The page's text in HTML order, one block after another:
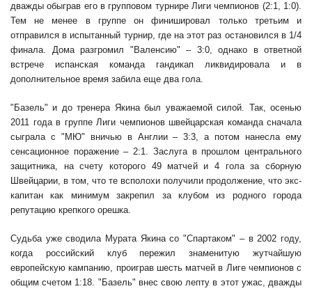
дважды обыграв его в групповом турнире Лиги чемпионов (2:1, 1:0).
Тем не менее в группе он финишировал только третьим и
отправился в испытанный турнир, где на этот раз остановился в 1/4
финала. Дома разгромил "Валенсию" – 3:0, однако в ответной
встрече испанская команда гандикап ликвидировала и в
дополнительное время забила еще два гола.
"Базель" и до тренера Якина был уважаемой силой. Так, осенью
2011 года в группе Лиги чемпионов швейцарская команда сначала
сыграла с "МЮ" вничью в Англии – 3:3, а потом нанесла ему
сенсационное поражение – 2:1. Заслуга в прошлом центрального
защитника, на счету которого 49 матчей и 4 гола за сборную
Швейцарии, в том, что те всполохи получили продолжение, что экс-
капитан как минимум закрепил за клубом из родного города
репутацию крепкого орешка.
Судьба уже сводила Мурата Якина со "Спартаком" – в 2002 году,
когда российский клуб пережил знаменитую жутчайшую
европейскую кампанию, проиграв шесть матчей в Лиге чемпионов с
общим счетом 1:18. "Базель" внес свою лепту в этот ужас, дважды